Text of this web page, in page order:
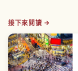
接下來閱讀 →